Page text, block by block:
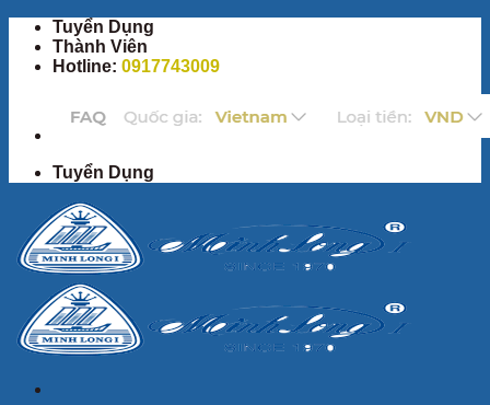
qua
Tuyển Dụng
Thành Viên
Hotline: 0917743009
Tuyển Dụng